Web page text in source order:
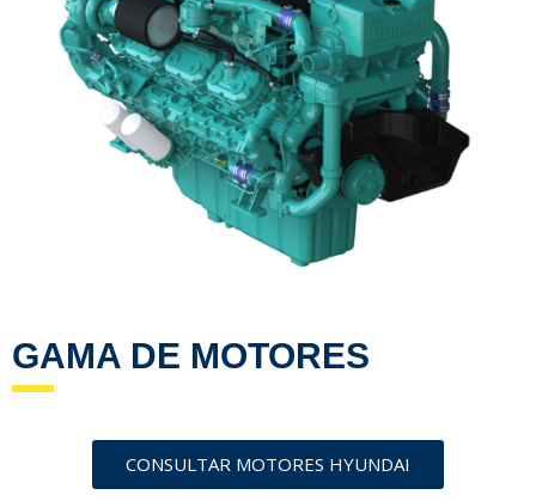
GAMA DE MOTORES
CONSULTAR MOTORES HYUNDAI